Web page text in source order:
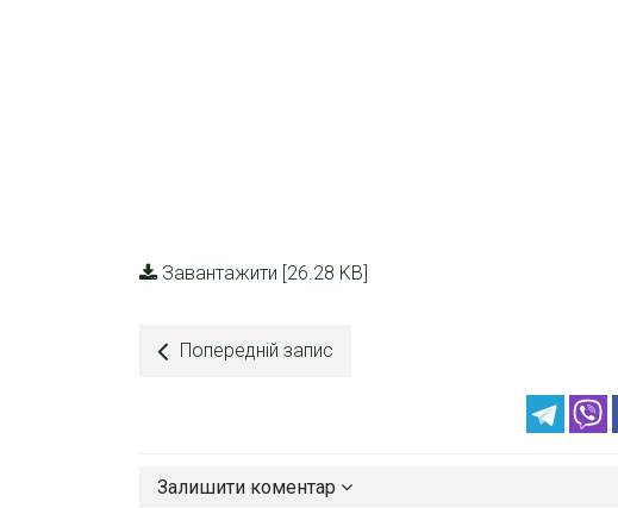
Завантажити [26.28 KB]
Попередній запис
Залишити коментар